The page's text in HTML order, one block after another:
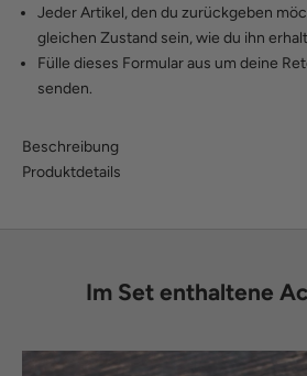
Jeder Artikel, den du zurückgeben
gleichen Zustand sein, wie du ihn
Fülle dieses Formularaus um deine
senden.
Beschreibung
Produktdetails
Im Set enthaltene